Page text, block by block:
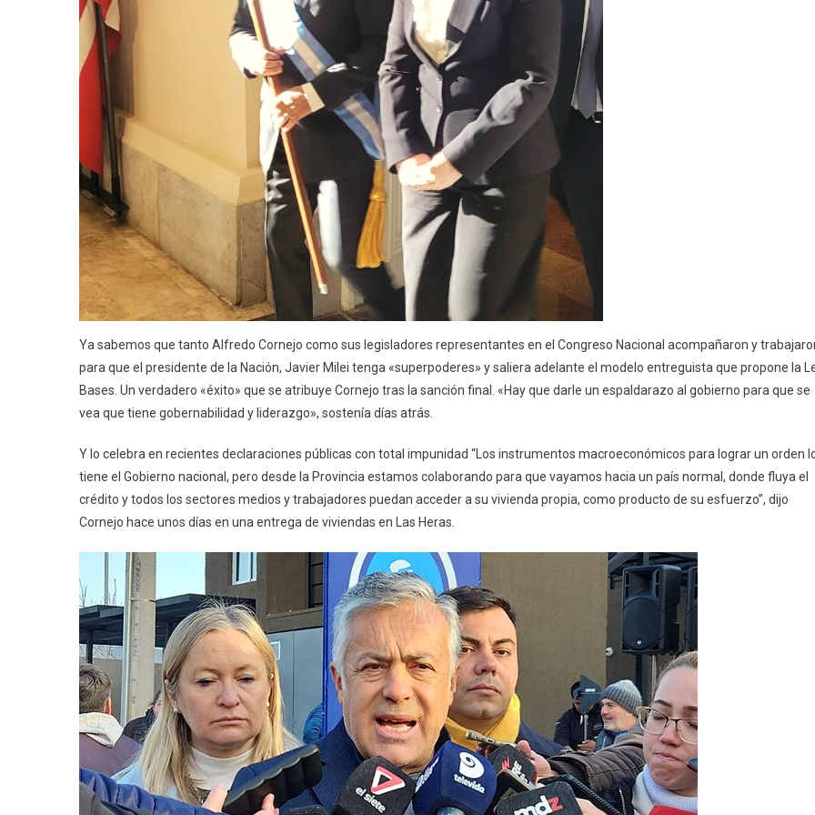
Ya sabemos que tanto Alfredo Cornejo como sus legisladores representantes en el Congreso Nacional acompañaron y
para que el presidente de la Nación, Javier Milei tenga «superpoderes» y saliera adelante el modelo entreguista que propone la
Bases. Un verdadero «éxito» que se atribuye Cornejo tras la sanción final. «Hay que darle un espaldarazo al gobierno para que se
vea que tiene gobernabilidad y liderazgo», sostenía días atrás.
Y lo celebra en recientes declaraciones públicas con total impunidad “Los instrumentos macroeconómicos para lograr un orden
tiene el Gobierno nacional, pero desde la Provincia estamos colaborando para que vayamos hacia un país normal, donde fluya el
crédito y todos los sectores medios y trabajadores puedan acceder a su vivienda propia, como producto de su esfuerzo”, dijo
Cornejo hace unos días en una entrega de viviendas en Las Heras.